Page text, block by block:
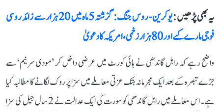
یہ بھی پڑھیں :
یوکرین-روس جنگ: گزشتہ 5 ماہ میں 20 ہزار سے زائد روسی
فوجی مارے گئے اور 80 ہزار زخمی، امریکہ کا دعویٰ
واضح رہے کہ راہل گاندھی نے ہائی کورٹ میں عرضی داخل کر ’مودی سرنیم‘ سے
جڑے تبصرہ کے بعد ایک مجرمانہ ہتک عزتی معاملے میں سزا پر روک لگانے کا مطالبہ کیا
ہے۔ اس معاملے میں راہل گاندھی کو سورت کی ایک عدالت نے 2 سال جیل کی سزا